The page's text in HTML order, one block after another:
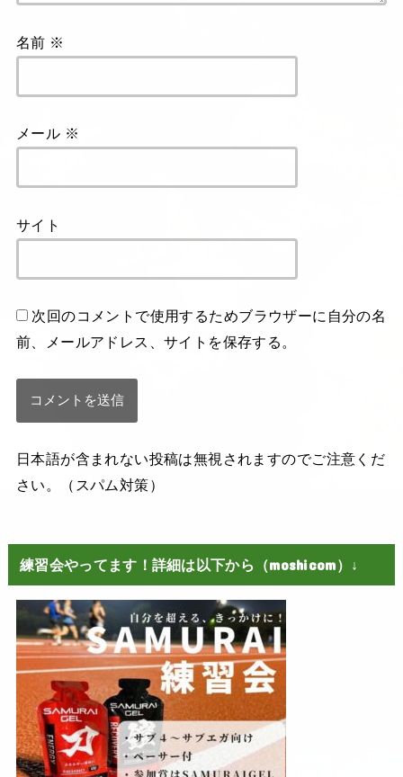
名前 ※
メール ※
サイト
次回のコメントで使用するためブラウザーに自分の名
前、メールアドレス、サイトを保存する。
日本語が含まれない投稿は無視されますのでご注意くだ
さい。（スパム対策）
練習会やってます！詳細は以下から（moshicom）↓